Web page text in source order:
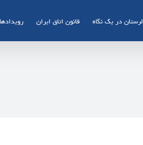
لرستان در یک نگاه قانون اتاق ایران رویدادها